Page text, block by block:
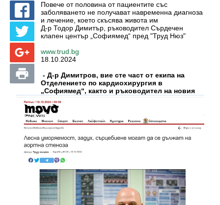
Повече от половина от пациентите със
заболяването не получават навременна диагноза
и лечение, което скъсява живота им
Д-р Тодор Димитър, ръководител Сърдечен
клапен център „Софиямед“ пред "Труд Нюз"
www.trud.bg
18.10.2024
- Д-р Димитров, вие сте част от екипа на
Отделението по кардиохирургия в
„Софиямед“, както и ръководител на новия